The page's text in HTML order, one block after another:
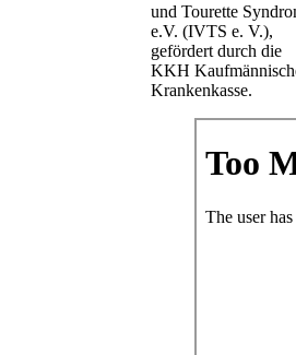
und Tourette
e.V. (IVTS e. V.),
gefördert durch die
KKH
Krankenkasse.